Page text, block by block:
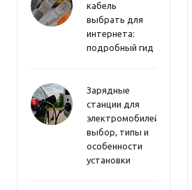
кабель
выбрать для
интернета:
подробный гид
Зарядные
станции для
электромобилей:
выбор, типы и
особенности
установки